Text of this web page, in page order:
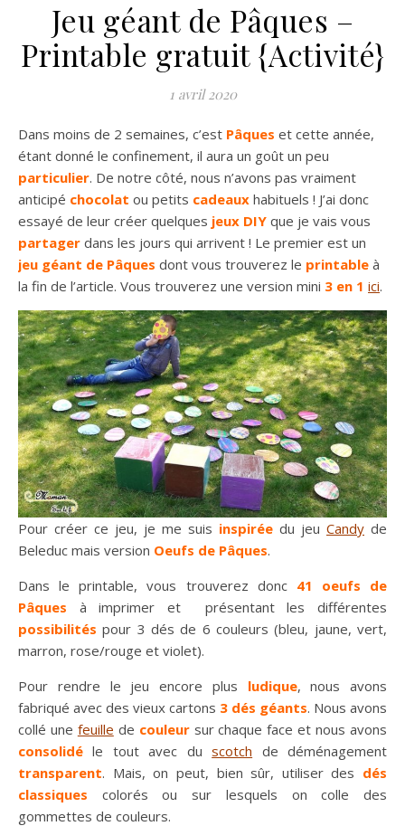
Jeu géant de Pâques –
Printable gratuit {Activité}
1 avril 2020
Dans moins de 2 semaines, c’est Pâques et cette année,
étant donné le confinement, il aura un goût un peu
particulier. De notre côté, nous n’avons pas vraiment
anticipé chocolat ou petits cadeaux habituels ! J’ai donc
essayé de leur créer quelques jeux DIY que je vais vous
partager dans les jours qui arrivent ! Le premier est un
jeu géant de Pâques dont vous trouverez le printable à
la fin de l’article. Vous trouverez une version mini 3 en 1 ici.
Pour créer ce jeu, je me suis inspirée du jeu Candy de
Beleduc mais version Oeufs de Pâques.
Dans le printable, vous trouverez donc 41 oeufs de
Pâques à imprimer et présentant les différentes
possibilités pour 3 dés de 6 couleurs (bleu, jaune, vert,
marron, rose/rouge et violet).
Pour rendre le jeu encore plus ludique, nous avons
fabriqué avec des vieux cartons 3 dés géants. Nous avons
collé une feuille de couleur sur chaque face et nous avons
consolidé le tout avec duscotch de déménagement
transparent. Mais, on peut, bien sûr, utiliser des dés
classiques colorés ou sur lesquels on colle des
gommettes de couleurs.